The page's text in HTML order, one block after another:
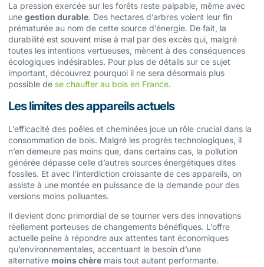
La pression exercée sur les forêts reste palpable, même avec
une gestion durable. Des hectares d’arbres voient leur fin
prématurée au nom de cette source d’énergie. De fait, la
durabilité est souvent mise à mal par des excès qui, malgré
toutes les intentions vertueuses, mènent à des conséquences
écologiques indésirables. Pour plus de détails sur ce sujet
important, découvrez pourquoi il ne sera désormais plus
possible de se chauffer au bois en France.
Les limites des appareils actuels
L’efficacité des poêles et cheminées joue un rôle crucial dans la
consommation de bois. Malgré les progrès technologiques, il
n’en demeure pas moins que, dans certains cas, la pollution
générée dépasse celle d’autres sources énergétiques dites
fossiles. Et avec l’interdiction croissante de ces appareils, on
assiste à une montée en puissance de la demande pour des
versions moins polluantes.
Il devient donc primordial de se tourner vers des innovations
réellement porteuses de changements bénéfiques. L’offre
actuelle peine à répondre aux attentes tant économiques
qu’environnementales, accentuant le besoin d’une
alternative moins chère mais tout autant performante.